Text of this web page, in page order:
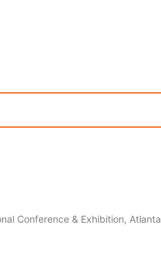
Conference & Exhibition, Atlanta